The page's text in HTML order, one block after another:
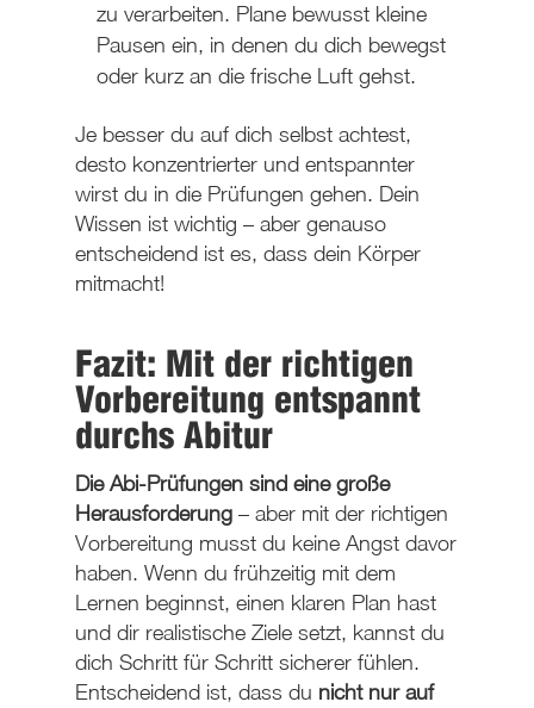
zu verarbeiten. Plane bewusst kleine
Pausen ein, in denen du dich bewegst
oder kurz an die frische Luft gehst.
Je besser du auf dich selbst achtest,
desto konzentrierter und entspannter
wirst du in die Prüfungen gehen. Dein
Wissen ist wichtig – aber genauso
entscheidend ist es, dass dein Körper
mitmacht!
Fazit: Mit der richtigen
Vorbereitung entspannt
durchs Abitur
Die Abi-Prüfungen sind eine große
Herausforderung– aber mit der richtigen
Vorbereitung musst du keine Angst davor
haben. Wenn du frühzeitig mit dem
Lernen beginnst, einen klaren Plan hast
und dir realistische Ziele setzt, kannst du
dich Schritt für Schritt sicherer fühlen.
Entscheidend ist, dass du nicht nur auf